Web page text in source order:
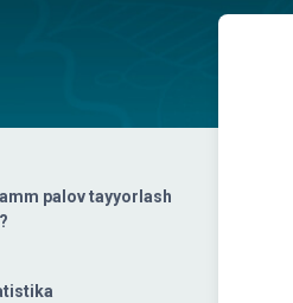
palov tayyorlash